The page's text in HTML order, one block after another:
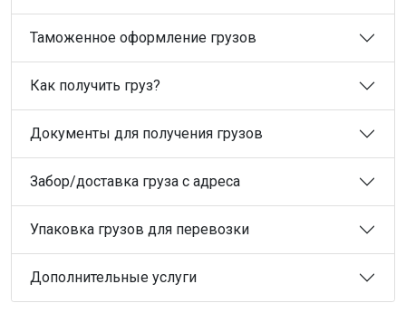
Таможенное оформление грузов
Как получить груз?
Документы для получения грузов
Забор/доставка груза с адреса
Упаковка грузов для перевозки
Дополнительные услуги